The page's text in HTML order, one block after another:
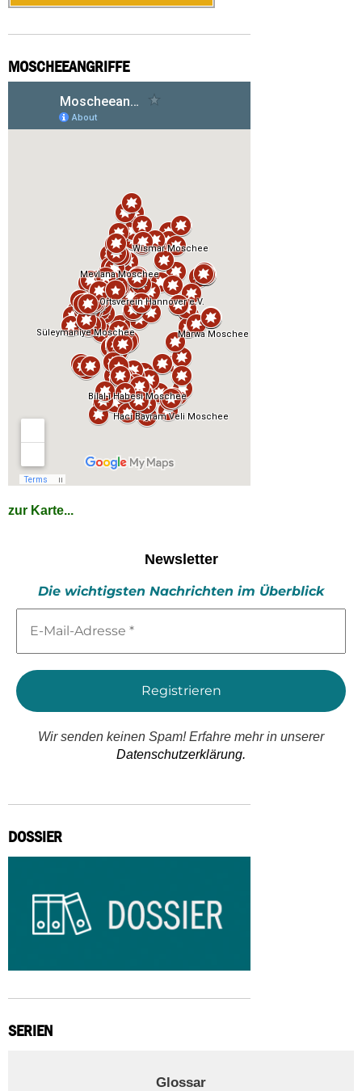
MOSCHEEANGRIFFE
zur Karte...
Newsletter
Die wichtigsten Nachrichten im Überblick
Mail-
*
Wir senden keinen Spam! Erfahre mehr in unserer
Datenschutzerklärung.
DOSSIER
SERIEN
Glossar